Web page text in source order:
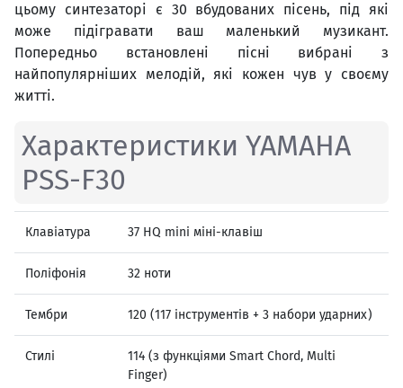
цьому синтезаторі є 30 вбудованих пісень, під які
може підігравати ваш маленький музикант.
Попередньо встановлені пісні вибрані з
найпопулярніших мелодій, які кожен чув у своєму
житті.
Характеристики YAMAHA
PSS-F30
Клавіатура 37 HQ mini міні-клавіш
Поліфонія 32 ноти
Тембри 120 (117 інструментів + ​​3 набори ударних)
Стилі
114 (з функціями Smart Chord, Multi
Finger)